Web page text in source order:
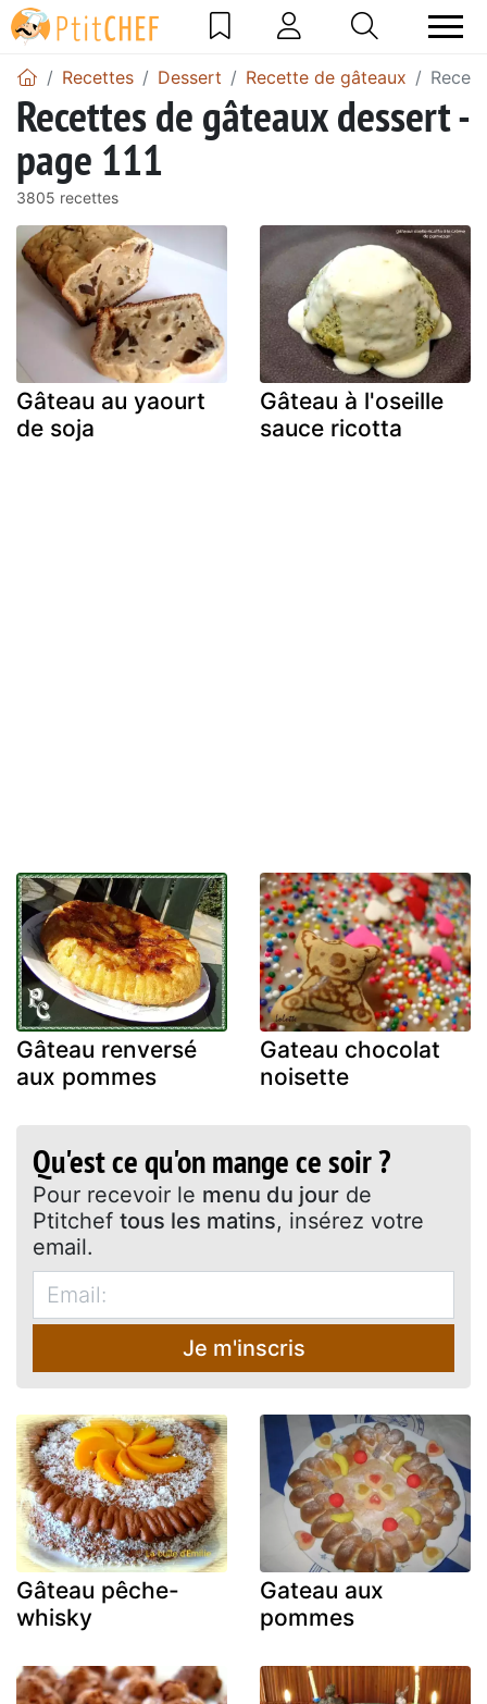
Recettes Dessert Recette de gâteaux
Recettes de gâteaux dessert -
page 111
3805 recettes
Gâteau au yaourt
de soja
Gâteau à l'oseille
sauce ricotta
Gâteau renversé
aux pommes
Gateau chocolat
noisette
Qu'est ce qu'on mange ce soir ?
Pour recevoir le menu du jour de
Ptitchef tous les matins, insérez votre
email.
Je m'inscris
Gâteau pêche-
whisky
Gateau aux
pommes